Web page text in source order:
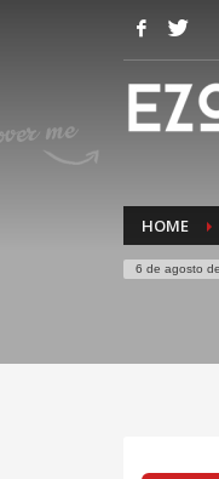
HOME
6 de agosto